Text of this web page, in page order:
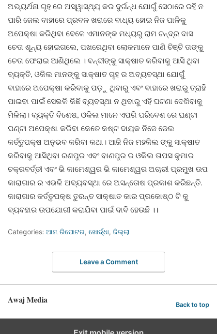
ଅଭ୍ୟର୍ଥନା ଗୃହ ରେ ଅସ୍ୱାସ୍ଥ୍ୟ କର ଦୁର୍ଗନ୍ଧ ଯୋଗୁଁ ସେଠାରେ ରହି ନ
ପାରି ଜେଲ ବାହାରେ ପ୍ରବଳ ଖରାରେ ବାଧ୍ୟ ହୋଇ ନିଜ ପାଳିକୁ
ଅପେକ୍ଷା କରିଥିବା ବେଳେ ଏମାନଙ୍କ ମଧ୍ୟରୁ ରାମ ଚନ୍ଦ୍ର ଦାସ
ଚେତା ଶୂନ୍ୟ ହୋଇଗଲେ, ପଖରେଥିବା ଲୋକମାନେ ପାଣି ଚିଞ୍ଚି ତାଙ୍କୁ
ଚେତା ଫେରାଇ ଆଣିଥିଲେ । ବନ୍ଦୀଙ୍କୁ ସାକ୍ଷାତ କରିବାକୁ ଆସି ଥିବା
ବ୍ୟକ୍ତି, ଓକିଲ ମାନଙ୍କୁ ସାକ୍ଷାତ ଗୃହ ର ଅବ୍ୟବସ୍ଥା ଯୋଗୁଁ
ବାହାରେ ଅପେକ୍ଷା କରିବାକୁ ପଡ଼ୁ ଥିବାରୁ ଏବଂ ବାହାରେ ଖରାରୁ ତ୍ରାହି
ପାଇବା ପାଇଁ ସେଭଳି କିଛି ବ୍ୟବସ୍ଥା ନ ଥିବାରୁ ଏହି ଘଟଣା ଦେଖିବାକୁ
ମିଳିଲା। ବ୍ୟକ୍ତି ବିଶେଷ, ଓକିଲ ମାନେ ଏପରି ପରିବେଶ ରେ ଘଣ୍ଟା
ଘଣ୍ଟା ଅପେକ୍ଷା କରିବା କେତେ କଷ୍ଟ ଦାୟକ ନିଜେ ଜେଲ
କର୍ତ୍ତୃପକ୍ଷ ଅନୁଭବ କରିବା କଥା। ଆଜି ନିଜ ମହକିଲ ଙ୍କୁ ସାକ୍ଷାତ
କରିବାକୁ ଆସିଥିବା ରଣପୁର ଏବଂ ବାଣପୁର ର ଓକିଲ ତାପସ କୁମାର
ଚକ୍ରବର୍ତ୍ତୀ ଏବଂ ଭି କାମେଶ୍ୱର ଭି କାମେଶ୍ୱର ଅଚାରୀ ପ୍ରମୁଖ ଉପ
କାରାଗାର ର ଏଭଳି ଅବ୍ୟବସ୍ଥା ରେ ଅସନ୍ତୋଷ ପ୍ରକାଶ କରିଛନ୍ତି.
କାରାଗାର କର୍ତ୍ତୃପକ୍ଷ ତୁରନ୍ତ ସାକ୍ଷାତ କାର ପ୍ରକୋଷ୍ଠ ଟି କୁ
ବ୍ୟବହାର ଉପଯୋଗୀ କରାଯିବା ପାଇଁ ଦାବି ହେଉଛି ।।
Categories: ଆମ ରିପୋଟର, ଖୋର୍ଦ୍ଧା, ଜିଲ୍ଲା
Leave a Comment
Awaj Media Back to top